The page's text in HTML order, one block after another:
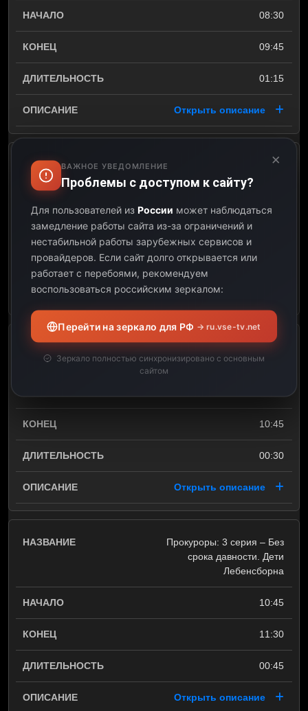
08:30
09:45
01:15
Открыть описание
Добрый вечер, Тюмень!
Открыть описание
Пришельцы среди нас:
Краб-переселенец
10:45
00:30
Открыть описание
Прокуроры: 3 серия – Без
срока давности. Дети
Лебенсборна
10:45
11:30
00:45
Открыть описание
×
ВАЖНОЕ УВЕДОМЛЕНИЕ
Проблемы с доступом к сайту?
Для пользователей из России может наблюдаться
замедление работы сайта из-за ограничений и
нестабильной работы зарубежных сервисов и
провайдеров. Если сайт долго открывается или
работает с перебоями, рекомендуем
воспользоваться российским зеркалом:
Перейти на зеркало для РФ → ru.vse-tv.net
Зеркало полностью синхронизировано с основным
сайтом